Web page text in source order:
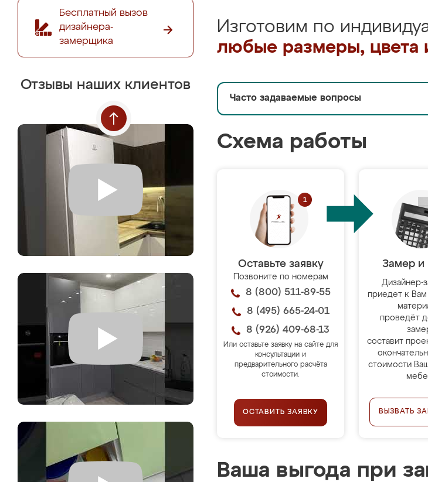
Бесплатный вызов
дизайнера-
замерщика
Отзывы наших клиентов
Изготовим по
любые размеры, цвета
Часто задаваемые вопросы
Схема работы
Оставьте заявку
Позвоните по номерам
8 (800) 511-89-55
8 (495) 665-24-01
8 (926) 409-68-13
Или оставьте заявку на сайте для
консультации и
предварительного расчёта
стоимости.
ОСТАВИТЬ ЗАЯВКУ
Замер и
Дизайнер-
приедет к Вам
проведёт
составит
стоимости
ВЫЗВАТЬ
Ваша выгода при